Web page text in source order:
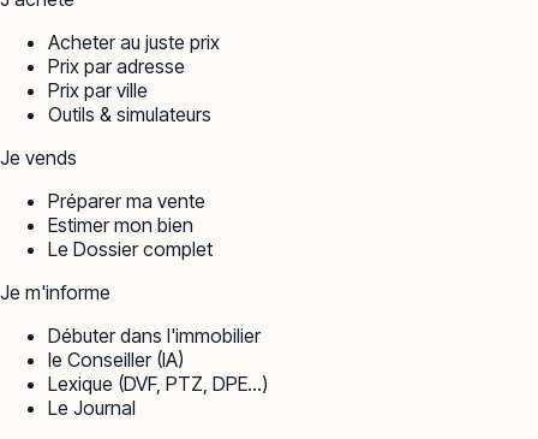
Acheter au juste prix
Prix par adresse
Prix par ville
Outils & simulateurs
Je vends
Préparer ma vente
Estimer mon bien
Le Dossier complet
Je m'informe
Débuter dans l'immobilier
le Conseiller (IA)
Lexique (DVF, PTZ, DPE…)
Le Journal